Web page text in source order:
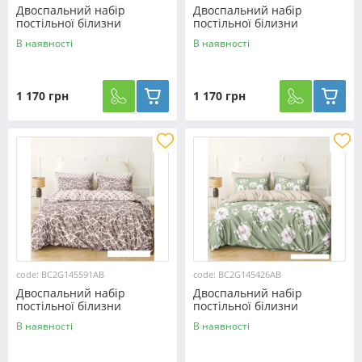
Двоспальний набір
постільної білизни
180*220 із Бязі "Gold" з
простирадлом на резинці
В наявності
1 170 грн
Двоспальний набір
постільної білизни
180*220 із Бязі "Gold" з
простирадлом на резинці
В наявності
1 170 грн
code: BC2G145591AB
Двоспальний набір
постільної білизни
180*220 із Бязі "Gold" з
простирадлом на резинці
В наявності
code: BC2G145426AB
Двоспальний набір
постільної білизни
180*220 із Бязі "Gold" з
простирадлом на резинці
В наявності